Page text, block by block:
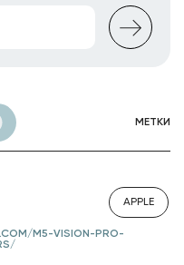
МЕТКИ
APPLE
M5-VISION-PRO-